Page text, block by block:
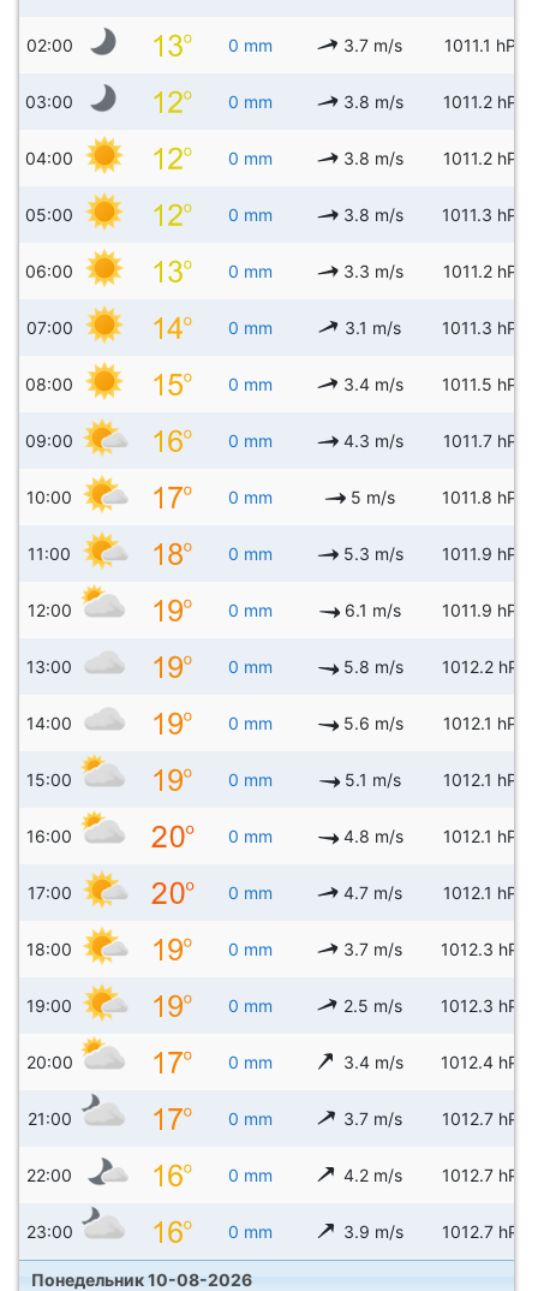
02:00 0 mm 3.7 m/s 1011.1 hPa
03:00 0 mm 3.8 m/s 1011.2 hPa
04:00 0 mm 3.8 m/s 1011.2 hPa
05:00 0 mm 3.8 m/s 1011.3 hPa
06:00 0 mm 3.3 m/s 1011.2 hPa
07:00 0 mm 3.1 m/s 1011.3 hPa
08:00 0 mm 3.4 m/s 1011.5 hPa
09:00 0 mm 4.3 m/s 1011.7 hPa
10:00 0 mm 5 m/s 1011.8 hPa
11:00 0 mm 5.3 m/s 1011.9 hPa
12:00 0 mm 6.1 m/s 1011.9 hPa
13:00 0 mm 5.8 m/s 1012.2 hPa
14:00 0 mm 5.6 m/s 1012.1 hPa
15:00 0 mm 5.1 m/s 1012.1 hPa
16:00 0 mm 4.8 m/s 1012.1 hPa
17:00 0 mm 4.7 m/s 1012.1 hPa
18:00 0 mm 3.7 m/s 1012.3 hPa
19:00 0 mm 2.5 m/s 1012.3 hPa
20:00 0 mm 3.4 m/s 1012.4 hPa
21:00 0 mm 3.7 m/s 1012.7 hPa
22:00 0 mm 4.2 m/s 1012.7 hPa
23:00 0 mm 3.9 m/s 1012.7 hPa
Понедельник 10-08-2026